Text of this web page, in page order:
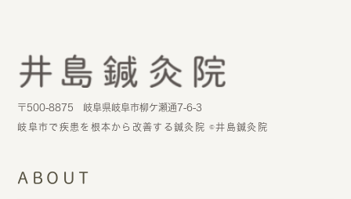
〒500-8875 岐阜県岐阜市柳ケ瀬通7-6-3
岐阜市で疾患を根本から改善する鍼灸院 ©井島鍼灸院
ABOUT